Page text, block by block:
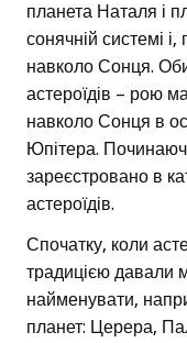
планета Наталя і
сонячній системі
навколо Сонця.
астероїдів – рою
навколо Сонця в
Юпітера.
зареєстровано в
астероїдів.
Спочатку, коли
традицією давали
найменувати,
планет: Церера,